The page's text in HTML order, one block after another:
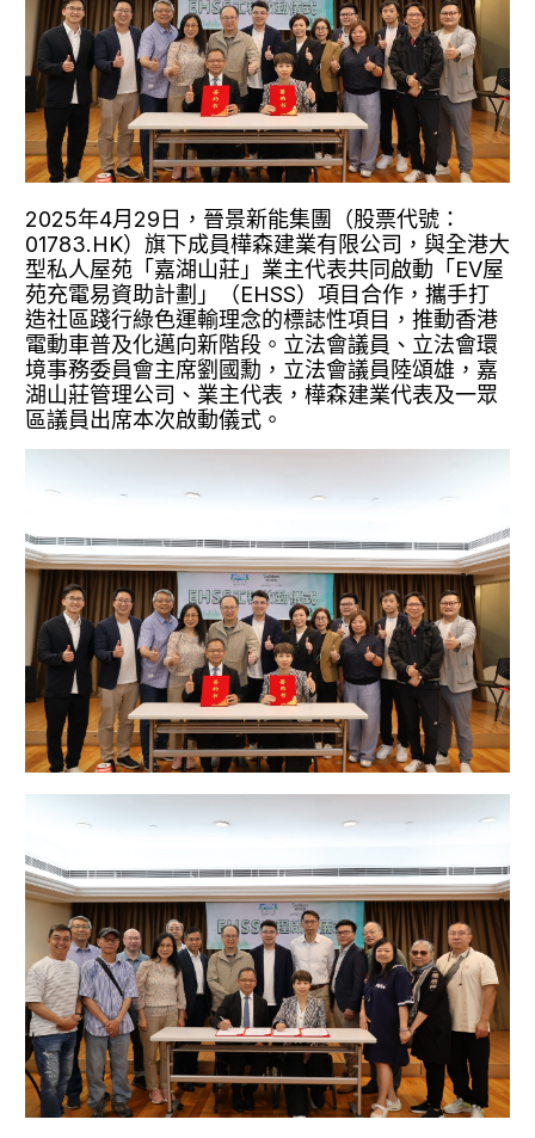
2025年4月29日，晉景新能集團（股票代號：
01783.HK）旗下成員樺森建業有限公司，與全港大
型私人屋苑「嘉湖山莊」業主代表共同啟動「EV屋
苑充電易資助計劃」（EHSS）項目合作，攜手打
造社區踐行綠色運輸理念的標誌性項目，推動香港
電動車普及化邁向新階段。立法會議員、立法會環
境事務委員會主席劉國勳，立法會議員陸頌雄，嘉
湖山莊管理公司、業主代表，樺森建業代表及一眾
區議員出席本次啟動儀式。